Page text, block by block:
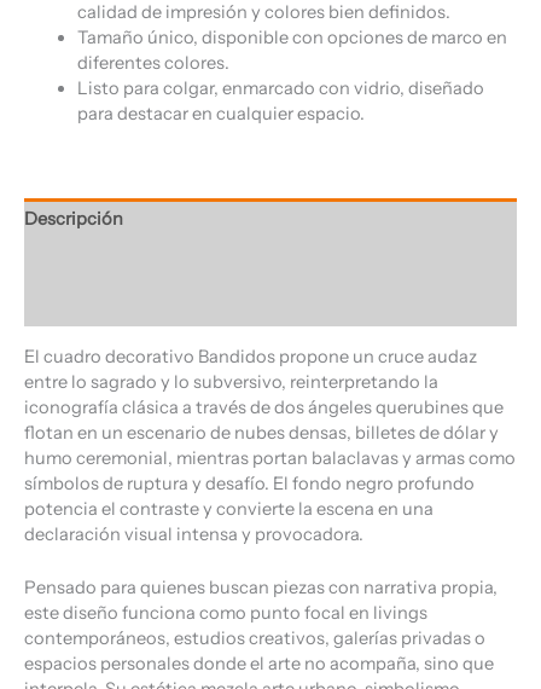
calidad de impresión y colores bien definidos.
Tamaño único, disponible con opciones de marco en
diferentes colores.
Listo para colgar, enmarcado con vidrio, diseñado
para destacar en cualquier espacio.
Descripción
El cuadro decorativo Bandidos propone un cruce audaz
entre lo sagrado y lo subversivo, reinterpretando la
iconografía clásica a través de dos ángeles querubines que
flotan en un escenario de nubes densas, billetes de dólar y
humo ceremonial, mientras portan balaclavas y armas como
símbolos de ruptura y desafío. El fondo negro profundo
potencia el contraste y convierte la escena en una
declaración visual intensa y provocadora.
Pensado para quienes buscan piezas con narrativa propia,
este diseño funciona como punto focal en livings
contemporáneos, estudios creativos, galerías privadas o
espacios personales donde el arte no acompaña, sino que